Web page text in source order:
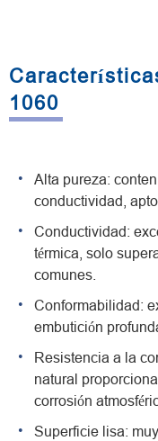
1060
Alta pureza:
conductividad,
Conductividad:
térmica, solo
comunes.
Conformabilidad:
embutición
Resistencia a la
natural
corrosión
Superficie lisa: